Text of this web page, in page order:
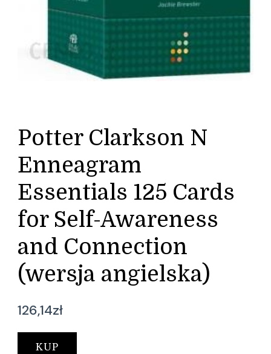
Potter Clarkson N
Enneagram
Essentials 125 Cards
for Self-Awareness
and Connection
(wersja angielska)
126,14zł
KUP